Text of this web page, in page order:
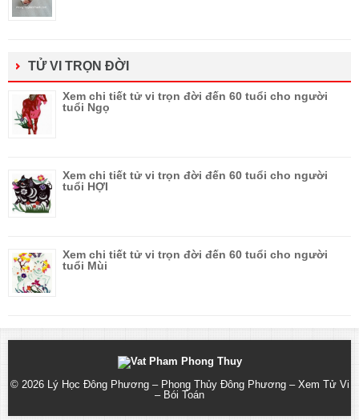
TỬ VI TRỌN ĐỜI
Xem chi tiết tử vi trọn đời đến 60 tuổi cho người
tuổi Ngọ
Xem chi tiết tử vi trọn đời đến 60 tuổi cho người
tuổi HỢI
Xem chi tiết tử vi trọn đời đến 60 tuổi cho người
tuổi Mùi
© 2026 Lý Học Đông Phương – Phong Thủy Đông Phương – Xem Tử Vi
– Bói Toán